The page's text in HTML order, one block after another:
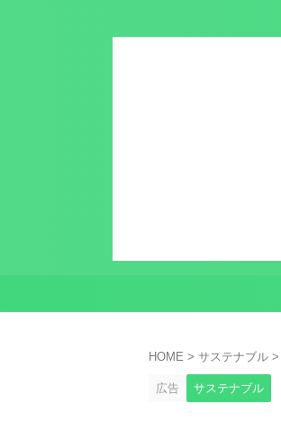
HOME > サステナブル >
広告 サステナブル